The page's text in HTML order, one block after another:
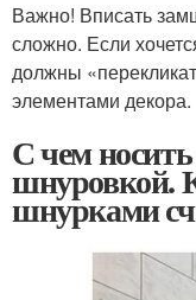
Важно! Вписать
сложно. Если
должны
элементами декора.
С чем
шнуровкой.
шнурками